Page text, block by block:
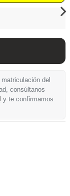
del
consúltanos
y te confirmamos